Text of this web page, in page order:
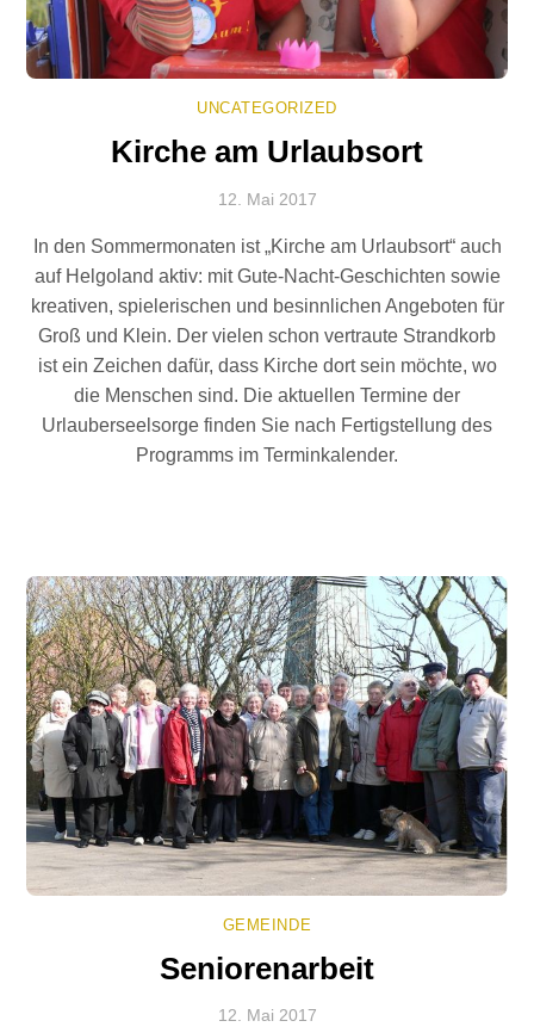
UNCATEGORIZED
Kirche am Urlaubsort
12. Mai 2017
In den Sommermonaten ist „Kirche am Urlaubsort“ auch
auf Helgoland aktiv: mit Gute-Nacht-Geschichten sowie
kreativen, spielerischen und besinnlichen Angeboten für
Groß und Klein. Der vielen schon vertraute Strandkorb
ist ein Zeichen dafür, dass Kirche dort sein möchte, wo
die Menschen sind. Die aktuellen Termine der
Urlauberseelsorge finden Sie nach Fertigstellung des
Programms im Terminkalender.
GEMEINDE
Seniorenarbeit
12. Mai 2017